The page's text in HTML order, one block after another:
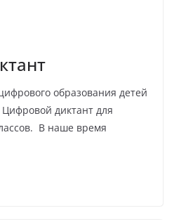
образования детей
диктант для
В наше время